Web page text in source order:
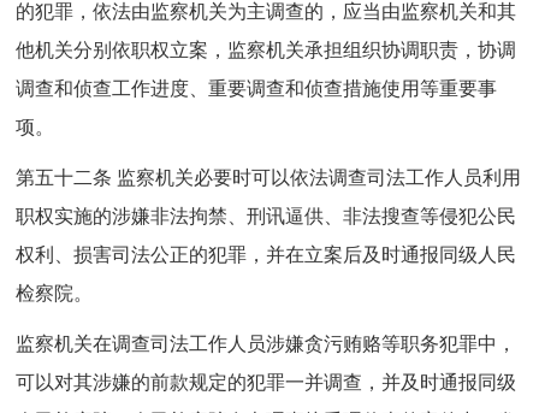
的犯罪，依法由监察机关为主调查的，应当由监察机关和其
他机关分别依职权立案，监察机关承担组织协调职责，协调
调查和侦查工作进度、重要调查和侦查措施使用等重要事
项。
第五十二条 监察机关必要时可以依法调查司法工作人员利用
职权实施的涉嫌非法拘禁、刑讯逼供、非法搜查等侵犯公民
权利、损害司法公正的犯罪，并在立案后及时通报同级人民
检察院。
监察机关在调查司法工作人员涉嫌贪污贿赂等职务犯罪中，
可以对其涉嫌的前款规定的犯罪一并调查，并及时通报同级